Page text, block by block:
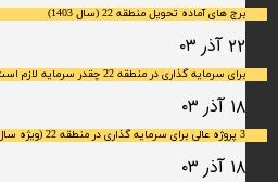
برج های آماده تحویل منطقه 22 (سال 1403)
۲۲ آذر ۰۳
برای سرمایه‌ گذاری در منطقه 22 چقدر سرمایه لازم است؟
۱۸ آذر ۰۳
3 پروژه عالی برای سرمایه گذاری در منطقه 22 (ویژه سال 1403)
۱۸ آذر ۰۳